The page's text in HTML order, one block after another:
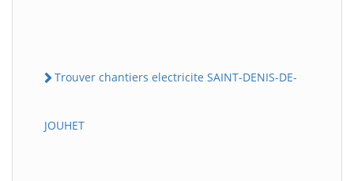
Trouver chantiers electricite SAINT-DENIS-DE-
JOUHET